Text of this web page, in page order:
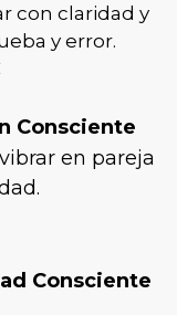
con claridad y
y error.
Consciente
en pareja
Consciente